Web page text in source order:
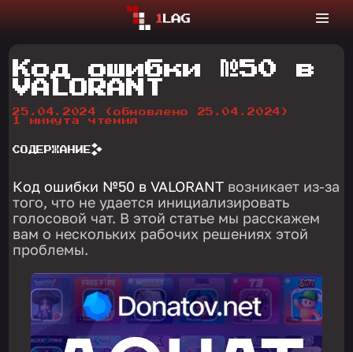
Код ошибки №50 в
VALORANT
25.04.2024
(обновлено 25.04.2024)
1 минута чтения
СОДЕРЖАНИЕ
Код ошибки №50 в VALORANT возникает из-за
того, что не удается инициализировать
голосовой чат. В этой статье мы расскажем
вам о нескольких рабочих решениях этой
проблемы.